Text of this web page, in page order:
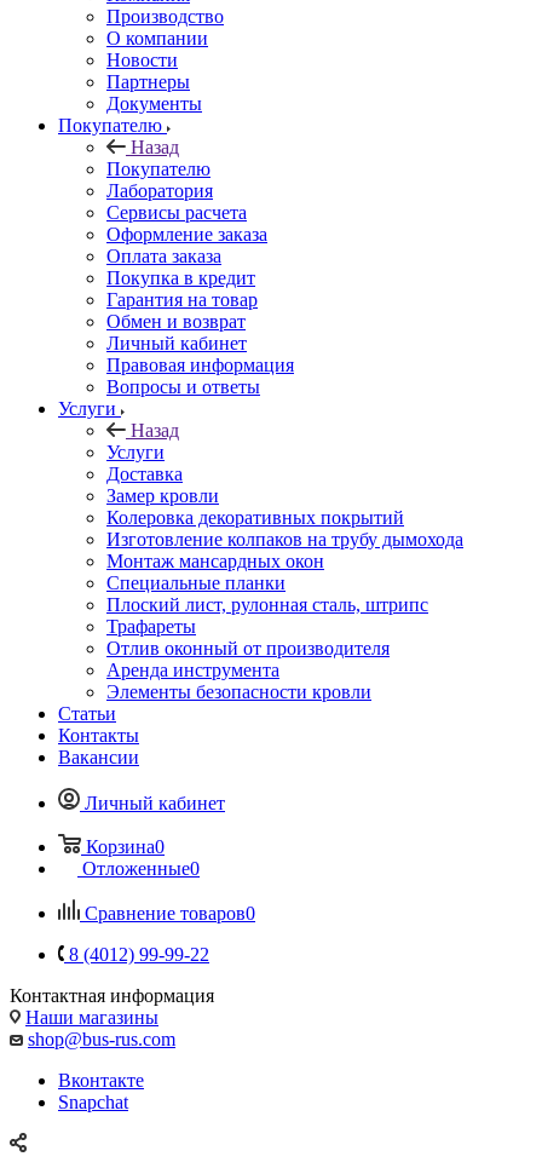
Производство
О компании
Новости
Партнеры
Документы
Покупателю
Назад
Покупателю
Лаборатория
Сервисы расчета
Оформление заказа
Оплата заказа
Покупка в кредит
Гарантия на товар
Обмен и возврат
Личный кабинет
Правовая информация
Вопросы и ответы
Услуги
Назад
Услуги
Доставка
Замер кровли
Колеровка декоративных покрытий
Изготовление колпаков на трубу дымохода
Монтаж мансардных окон
Специальные планки
Плоский лист, рулонная сталь, штрипс
Трафареты
Отлив оконный от производителя
Аренда инструмента
Элементы безопасности кровли
Статьи
Контакты
Вакансии
Личный кабинет
Корзина0
Отложенные0
Сравнение товаров0
8 (4012) 99-99-22
Контактная информация
Наши магазины
shop@bus-rus.com
Вконтакте
Snapchat